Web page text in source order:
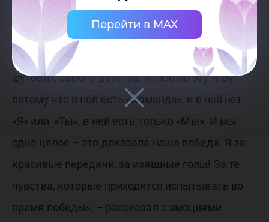
Перейти в MAX
лучшим нападающим, учится на первом курсе
Института систем управления и
информационных технологий. «Я играю в
футбол с самого детства. Я люблю эту игру,
потому что в ней есть «Команда», и в ней нет
«Я» или «Ты», в ней есть только «Мы». И мы
одно целое – это доказала наша победа. Я за
красивые передачи, за изящные голы! За те
чувства, которые приходится испытывать во
время победы», – рассказал с эмоциями